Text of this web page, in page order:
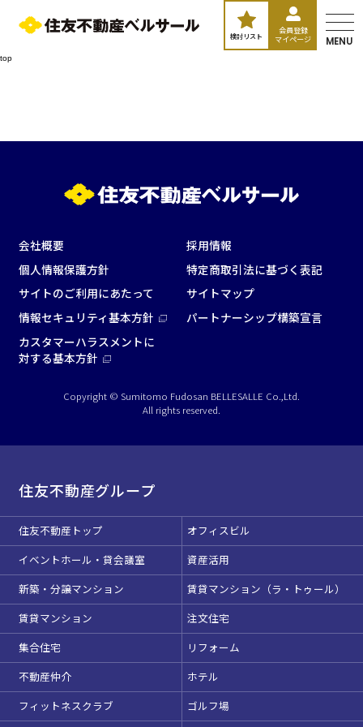
検討リスト
会員登録
マイページ MENU
top
会社概要
採用情報
個人情報保護方針
特定商取引法に基づく表記
サイトのご利用にあたって
サイトマップ
情報セキュリティ基本方針
パートナーシップ構築宣言
カスタマーハラスメントに
対する基本方針
Copyright © Sumitomo Fudosan BELLESALLE Co.,Ltd.
All rights reserved.
住友不動産グループ
住友不動産トップ
オフィスビル
イベントホール・貸会議室
資産活用
新築・分譲マンション
賃貸マンション（ラ・トゥール）
賃貸マンション
注文住宅
集合住宅
リフォーム
不動産仲介
ホテル
フィットネスクラブ
ゴルフ場
お電話でのお問合せ
WEBからのお問合せ
お問合せフォーム
エリア／施設※複数選択可能
新宿・高田馬場エリア
ベルサール新宿南口
ベルサール新宿グランド
新宿住友ビル三角広場
新宿住友スカイルーム
ベルサール新宿セントラルパーク
秋葉原・神田・東京エリア
ベルサール八重洲
ベルサール東京日本橋
ベルサール秋葉原
飯田橋・九段・半蔵門・神保町エリア
ベルサール飯田橋ファースト
ベルサール神保町アネックス
ベルサール渋谷ファースト
泉ガーデンギャラリー
ベルサール六本木グランドコンファレンスセンター
ベルサール六本木
ベルサール芝公園
ベルサール御成門タワー
ベルサール汐留
ベルサール東京汐留コンファレンスセンター
ベルサール三田ガーデン
有明・羽田エリア
東京ガーデンシアター
ベルサール有明コンファレンスセンター
ベルサール羽田空港
日時
時間単位で選ぶ